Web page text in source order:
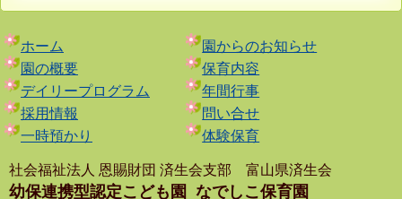
ホーム
園からのお知らせ
園の概要
保育内容
デイリープログラム
年間行事
採用情報
問い合せ
一時預かり
体験保育
社会福祉法人 恩賜財団 済生会支部 富山県済生会
幼保連携型認定こども園 なでしこ保育園